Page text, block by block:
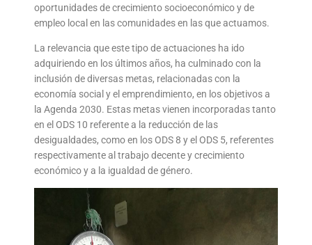
oportunidades de crecimiento socioeconómico y de
empleo local en las comunidades en las que actuamos.
La relevancia que este tipo de actuaciones ha ido
adquiriendo en los últimos años, ha culminado con la
inclusión de diversas metas, relacionadas con la
economía social y el emprendimiento, en los objetivos a
la Agenda 2030. Estas metas vienen incorporadas tanto
en el ODS 10 referente a la reducción de las
desigualdades, como en los ODS 8 y el ODS 5, referentes
respectivamente al trabajo decente y crecimiento
económico y a la igualdad de género.